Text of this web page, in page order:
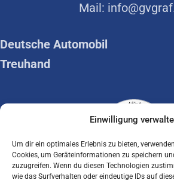
Einwilligung
Um dir ein optimales Erlebnis zu bieten,
Cookies, um Geräteinformationen zu speichern
zuzugreifen. Wenn du diesen Technologien
wie das Surfverhalten oder eindeutige IDs auf
Mail:
Deutsche Automobil
Treuhand